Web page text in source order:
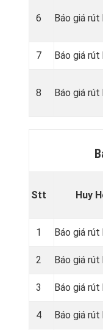
6 Báo giá
7 Báo giá
8 Báo giá
Stt Huy
1 Báo giá
2 Báo giá
3 Báo giá
4 Báo giá